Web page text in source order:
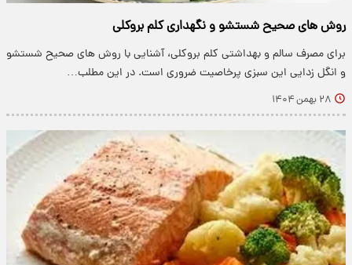
روش های صحیح شستشو و نگهداری کلم بروکلی
برای مصرف سالم و بهداشتی کلم بروکلی، آشنایی با روش های صحیح شستشو
و انگل زدایی این سبزی پرخاصیت ضروری است. در این مطلب…
۲۸ بهمن ۱۴۰۴